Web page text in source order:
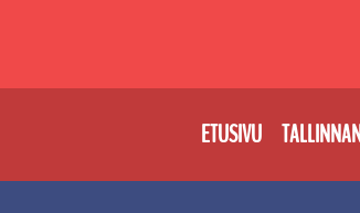
ETUSIVU